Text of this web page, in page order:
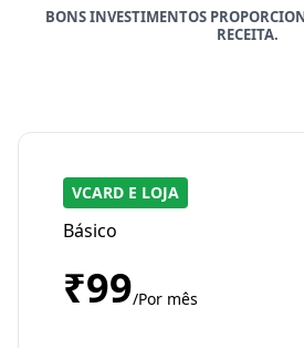
BONS INVESTIMENTOS
RECEITA.
VCARD E LOJA
Básico
₹99/Por mês